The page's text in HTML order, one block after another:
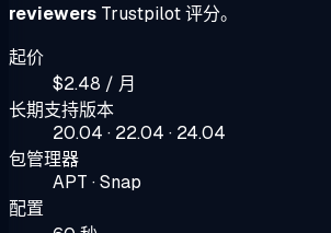
reviewers Trustpilot 评分。
起价
$2.48 / 月
长期支持版本
20.04 · 22.04 · 24.04
包管理器
APT · Snap
配置